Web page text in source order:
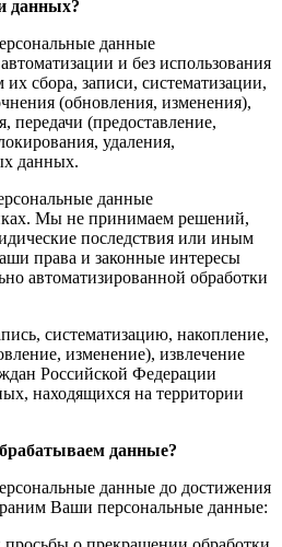
данных?
данные
и без использования
их сбора, записи, систематизации,
(обновления, изменения),
передачи (предоставление,
удаления,
данных.
данные
Мы не принимаем решений,
последствия или иным
права и законные интересы
автоматизированной обработки
систематизацию, накопление,
изменение), извлечение
Российской Федерации
находящихся на территории
данные?
данные до достижения
Ваши персональные данные: